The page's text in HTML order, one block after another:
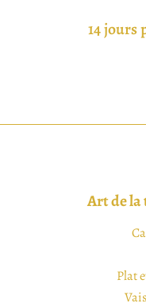
14 jours
Art de la
Plat